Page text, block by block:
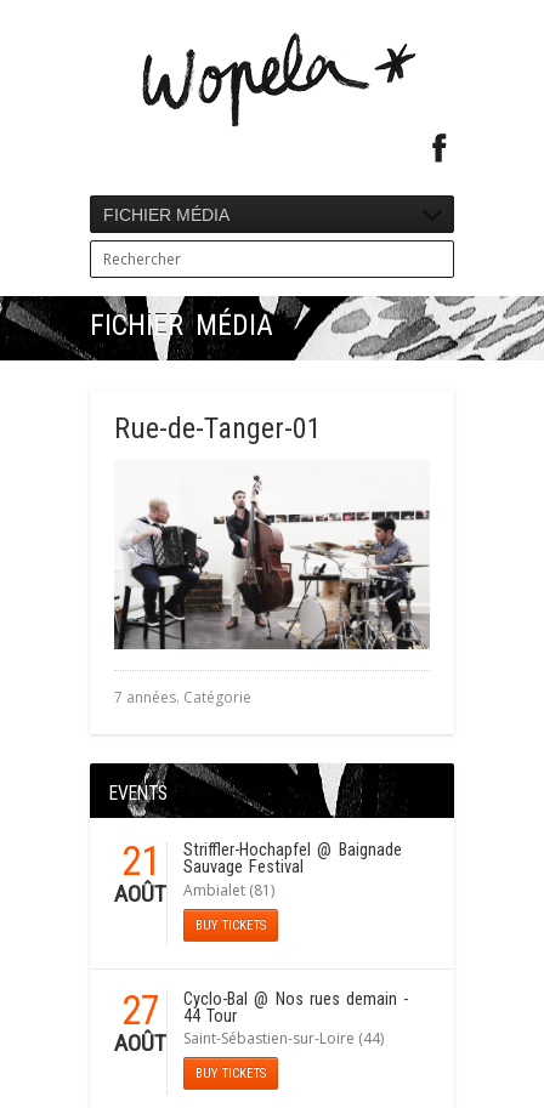
FICHIER MÉDIA
FICHIER MÉDIA
Rue-de-Tanger-01
7 années. Catégorie
EVENTS
21
AOÛT
Striffler-Hochapfel @ Baignade
Sauvage Festival
Ambialet (81)
BUY TICKETS
27
AOÛT
Cyclo-Bal @ Nos rues demain -
44 Tour
Saint-Sébastien-sur-Loire (44)
BUY TICKETS